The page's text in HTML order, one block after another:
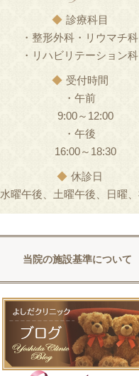
◆ 診療科目
・整形外科・リウマチ科
・リハビリテーション科
◆ 受付時間
・午前
9:00～12:00
・午後
16:00～18:30
◆ 休診日
水曜午後、土曜午後、日曜
当院の施設基準について